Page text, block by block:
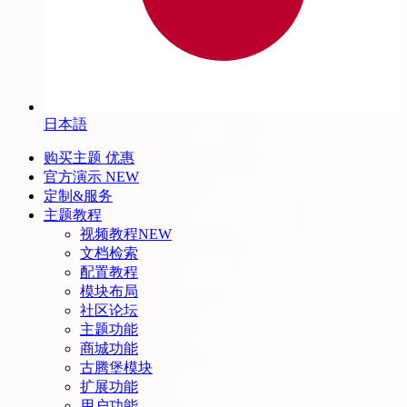
日本語
购买主题 优惠
官方演示 NEW
定制&服务
主题教程
视频教程NEW
文档检索
配置教程
模块布局
社区论坛
主题功能
商城功能
古腾堡模块
扩展功能